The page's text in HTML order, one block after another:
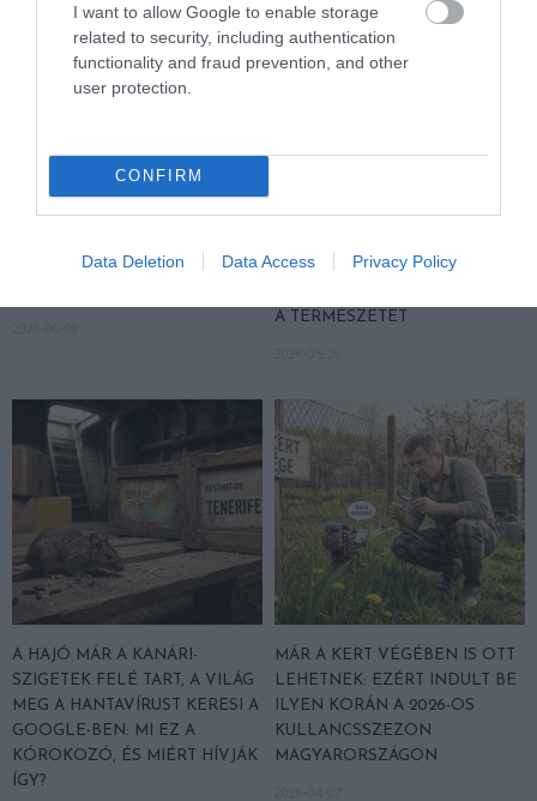
I want to allow Google to enable storage
related to security, including authentication
functionality and fraud prevention, and other
user protection.
CONFIRM
Data Deletion Data Access Privacy Policy
KULLANCSOK ELLEN
A BÜKKI ŐSERDŐ, AHOL
A TERMÉSZETET
A HAJÓ MÁR A KANÁRI-
SZIGETEK FELÉ TART, A VILÁG
MEG A HANTAVÍRUST KERESI A
GOOGLE-BEN: MI EZ A
KÓROKOZÓ, ÉS MIÉRT HÍVJÁK
ÍGY?
MÁR A KERT VÉGÉBEN IS OTT
LEHETNEK: EZÉRT INDULT BE
ILYEN KORÁN A 2026-OS
KULLANCSSZEZON
MAGYARORSZÁGON